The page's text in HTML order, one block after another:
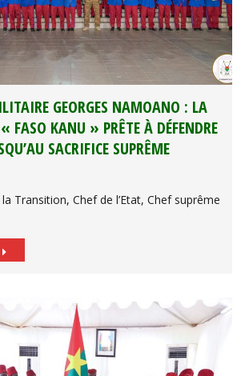
GEORGES NAMOANO : LA
FASO KANU » PRÊTE À DÉFENDRE
SACRIFICE SUPRÊME
Transition, Chef de l’Etat, Chef suprême